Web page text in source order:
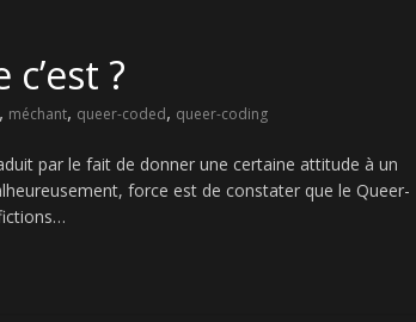
?
, méchant, queer-coded, queer-coding
par le fait de donner une certaine attitude à un
force est de constater que le Queer-